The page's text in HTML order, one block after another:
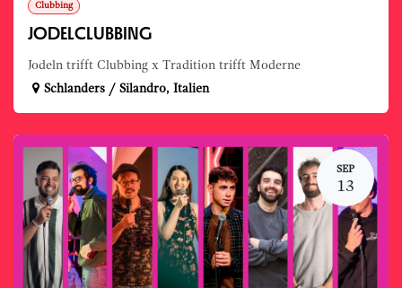
Clubbing
JODELCLUBBING
Jodeln trifft Clubbing x Tradition trifft Moderne
Schlanders / Silandro, Italien
SEP
13